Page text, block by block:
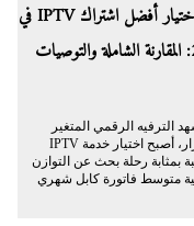
دليل اختيار أفضل اشتراك IPTV في
2026: المقارنة الشاملة والتوصيات
الترفيه الرقمي المتغير
باستمرار، أصبح اختيار خدمة IPTV
بمثابة رحلة بحث عن التوازن
متوسط فاتورة كابل شهري